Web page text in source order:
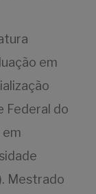
em
Federal do
em
Mestrado